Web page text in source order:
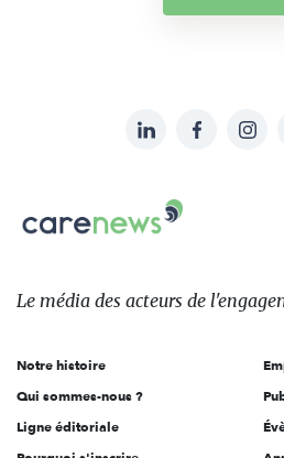
sur:
LinkedInFacebook
Le
des
l'engagement
Le média des acteurs de
Notre histoire
Qui sommes-nous ?
Ligne éditoriale